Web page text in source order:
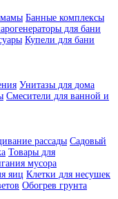
Банные комплексы
для бани
Купели для бани
Унитазы для дома
Смесители для ванной и
рассады Садовый
Товары для
мусора
яиц Клетки для несушек
Обогрев грунта